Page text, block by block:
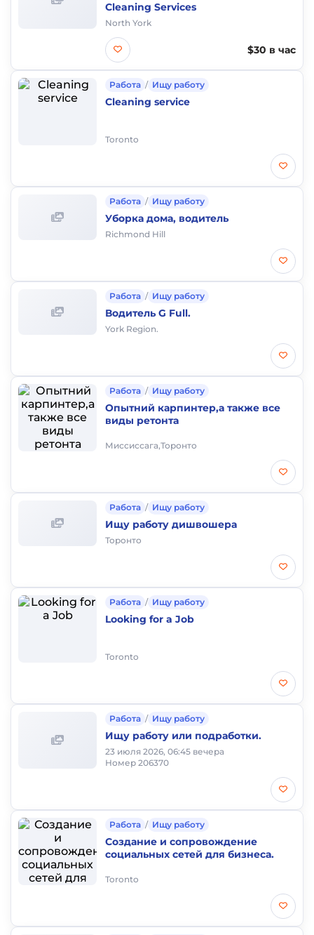
Cleaning Services
North York
$30 в час
Работа / Ищу работу
Cleaning service
Toronto
Работа / Ищу работу
Уборка дома, водитель
Richmond Hill
Работа / Ищу работу
Водитель G Full.
York Region.
Работа / Ищу работу
Опытний карпинтер,а также все
виды ретонта
Миссиссага,Торонто
Работа / Ищу работу
Ищу работу дишвошера
Торонто
Работа / Ищу работу
Looking for a Job
Toronto
Работа / Ищу работу
Ищу работу или подработки.
23 июля 2026, 06:45 вечера
Номер 206370
Работа / Ищу работу
Создание и сопровождение
социальных сетей для бизнеса.
Toronto